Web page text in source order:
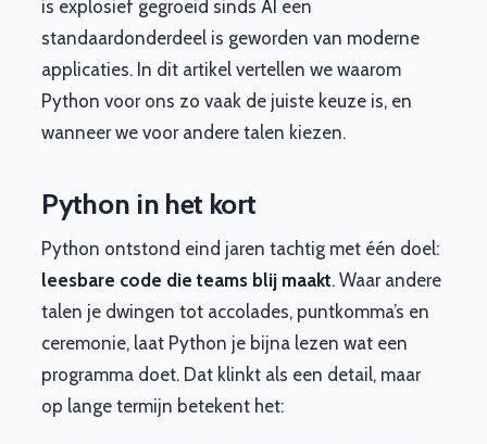
is explosief gegroeid sinds AI een
standaardonderdeel is geworden van moderne
applicaties. In dit artikel vertellen we waarom
Python voor ons zo vaak de juiste keuze is, en
wanneer we voor andere talen kiezen.
Python in het kort
Python ontstond eind jaren tachtig met één doel:
leesbare code die teams blij maakt. Waar andere
talen je dwingen tot accolades, puntkomma’s en
ceremonie, laat Python je bijna lezen wat een
programma doet. Dat klinkt als een detail, maar
op lange termijn betekent het: